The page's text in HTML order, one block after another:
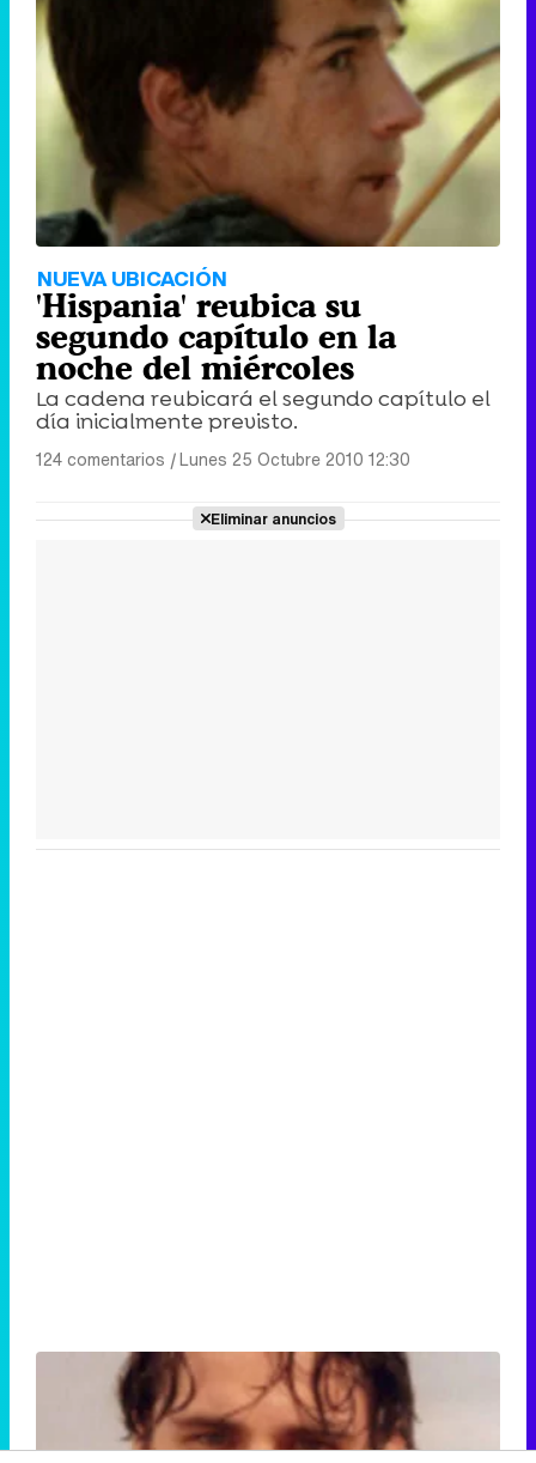
NUEVA UBICACIÓN
'Hispania' reubica su
segundo capítulo en la
noche del miércoles
La cadena reubicará el segundo capítulo el
día inicialmente previsto.
124 comentarios |Lunes 25 Octubre 2010 12:30
Eliminar anuncios